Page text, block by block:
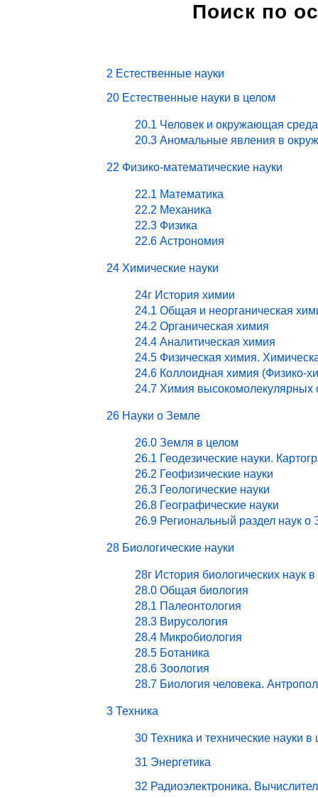
Поиск по
2 Естественные науки
20 Естественные науки в целом
20.1 Человек и окружающая
20.3 Аномальные явления в
22 Физико-математические науки
22.1 Математика
22.2 Механика
22.3 Физика
22.6 Астрономия
24 Химические науки
24г История химии
24.1 Общая и неорганическая
24.2 Органическая химия
24.4 Аналитическая химия
24.5 Физическая химия.
24.6 Коллоидная химия (Физико-
24.7 Химия высокомолекулярных
26 Науки о Земле
26.0 Земля в целом
26.1 Геодезические науки.
26.2 Геофизические науки
26.3 Геологические науки
26.8 Географические науки
26.9 Региональный раздел наук о
28 Биологические науки
28г История биологических наук
28.0 Общая биология
28.1 Палеонтология
28.3 Вирусология
28.4 Микробиология
28.5 Ботаника
28.6 Зоология
28.7 Биология человека.
3 Техника
30 Техника и технические науки в
31 Энергетика
32 Радиоэлектроника.